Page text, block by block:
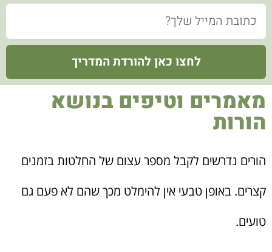
לחצו כאן להורדת המדריך
מאמרים וטיפים בנושא
הורות
הורים נדרשים לקבל מספר עצום של החלטות בזמנים
קצרים. באופן טבעי אין להימלט מכך שהם לא פעם גם
טועים.